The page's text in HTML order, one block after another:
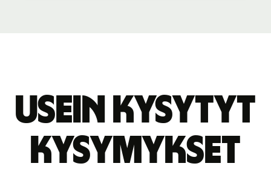
Usein kysytyt
kysymykset